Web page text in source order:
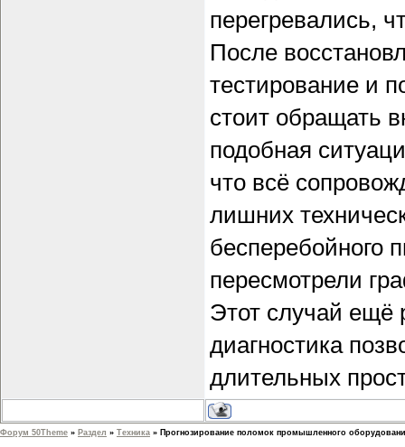
перегревались,
После
тестирование и
стоит обращать
подобная
что всё
лишних
бесперебойного
пересмотрели
Этот случай ещё
диагностика
длительных
Форум 50Theme » Раздел » Техника » Прогнозирование поломок промышленного